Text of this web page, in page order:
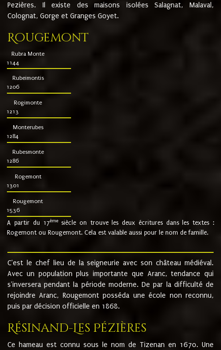
Pezières. Il existe des maisons isolées Salagnat, Malaval,
Colognat, Gorge et Granges Goyet.
Rougemont
Rubra Monte
1144
Rubeimontis
1206
Rogimonte
1213
Monterubes
1284
Rubesmonte
1286
Rogemont
1301
Rougemont
1536
A partir du 17ème siècle on trouve les deux écritures dans les textes :
Rogemont ou Rougemont. Cela est valable aussi pour le nom de famille.
C'est le chef lieu de la seigneurie avec son château médiéval.
Avec un population plus importante que Aranc, tendance qui
s'inversera pendant la période moderne. De par la difficulté de
rejoindre Aranc, Rougemont posséda une école non reconnu,
puis par décision officielle en 1868.
Résinand-Les Pézières
Ce hameau est connu sous le nom de Tizenan en 1670. Une